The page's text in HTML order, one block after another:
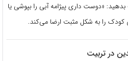
«دوست داری پیژامه آبی را بپوشی یا
کودک را به شکل مثبت ارضا می‌کند.